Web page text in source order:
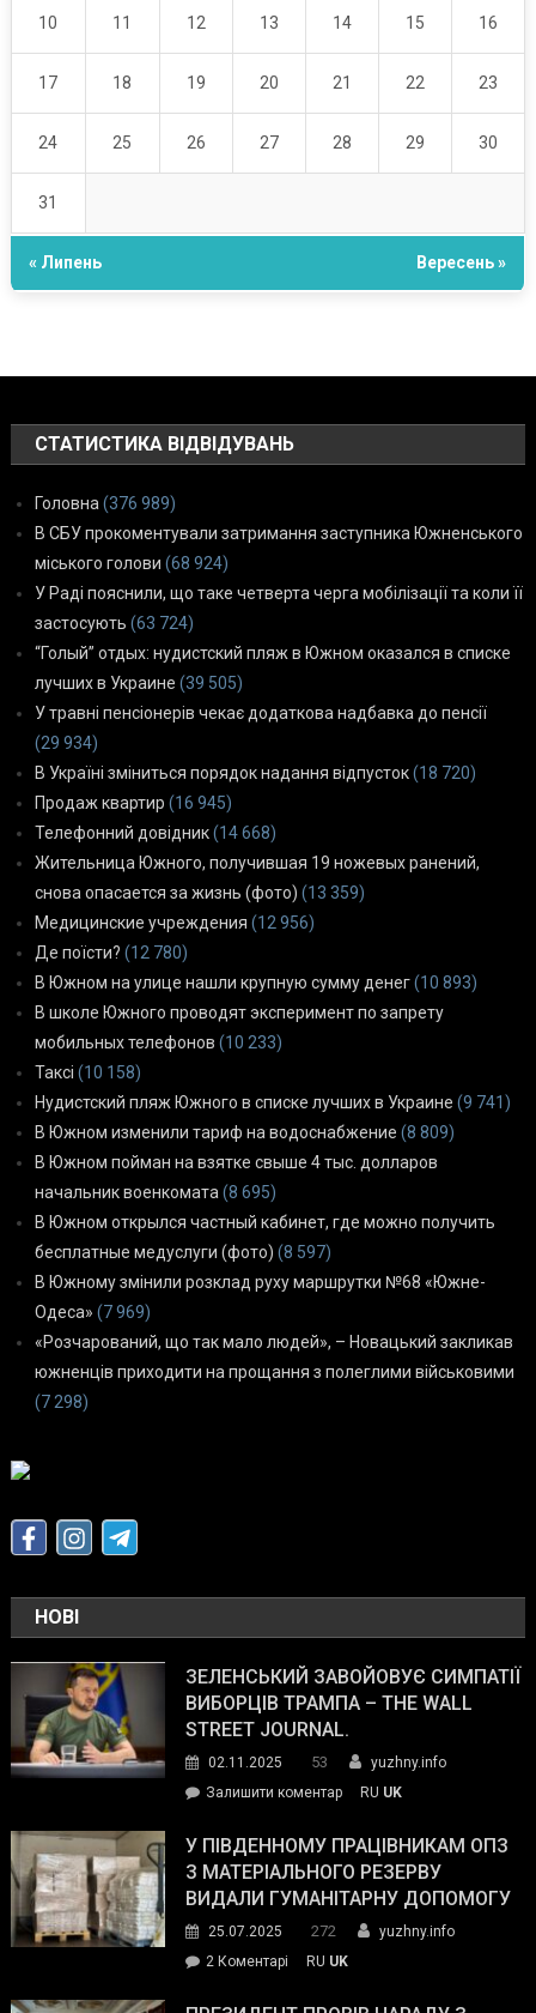
10 11 12 13 14 15 16
17 18 19 20 21 22 23
24 25 26 27 28 29 30
31
« Липень Вересень »
СТАТИСТИКА ВІДВІДУВАНЬ
Головна(376 989)
В СБУ прокоментували затримання заступника Южненського
міського голови (68 924)
У Раді пояснили, що таке четверта черга мобілізації та коли її
застосують (63 724)
“Голый” отдых: нудистский пляж в Южном оказался в списке
лучших в Украине (39 505)
У травні пенсіонерів чекає додаткова надбавка до пенсії
(29 934)
В Україні зміниться порядок надання відпусток(18 720)
Продаж квартир (16 945)
Телефонний довідник(14 668)
Жительница Южного, получившая 19 ножевых ранений,
снова опасается за жизнь (фото) (13 359)
Медицинские учреждения (12 956)
Де поїсти? (12 780)
В Южном на улице нашли крупную сумму денег(10 893)
В школе Южного проводят эксперимент по запрету
мобильных телефонов (10 233)
Таксі (10 158)
Нудистский пляж Южного в списке лучших в Украине (9 741)
В Южном изменили тариф на водоснабжение (8 809)
В Южном пойман на взятке свыше 4 тыс. долларов
начальник военкомата(8 695)
В Южном открылся частный кабинет, где можно получить
бесплатные медуслуги (фото) (8 597)
В Южному змінили розклад руху маршрутки №68 «Южне-
Одеса» (7 969)
«Розчарований, що так мало людей», – Новацький закликав
южненців приходити на прощання з полеглими військовими
(7 298)
НОВІ
ЗЕЛЕНСЬКИЙ ЗАВОЙОВУЄ СИМПАТІЇ
ВИБОРЦІВ ТРАМПА – THE WALL
STREET JOURNAL.
02.11.2025 53
yuzhny.info
Залишити коментарon
завойовує
симпатії
виборців
The
RU UK
У ПІВДЕННОМУ ПРАЦІВНИКАМ ОПЗ
З МАТЕРІАЛЬНОГО РЕЗЕРВУ
ВИДАЛИ ГУМАНІТАРНУ ДОПОМОГУ
25.07.2025 272
yuzhny.info
2 Коментарі
RU UK